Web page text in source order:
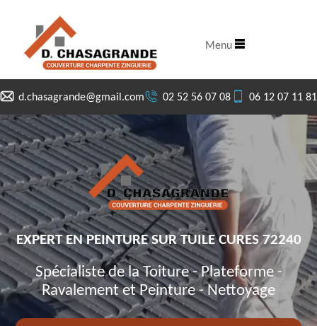
d.chasagrande@gmail.com 02 52 56 07 08 06 12 07 11 81
Menu
EXPERT EN PEINTURE SUR TUILE CURES 72240
Spécialiste de la Toiture - Plateforme -
Ravalement et Peinture - Nettoyage